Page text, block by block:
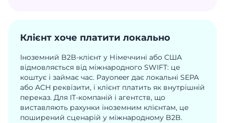
Клієнт хоче платити локально
Іноземний B2B-клієнт у Німеччині або США
відмовляється від міжнародного SWIFT: це
коштує і займає час. Payoneer дає локальні SEPA
або ACH реквізити, і клієнт платить як внутрішній
переказ. Для IT-компаній і агентств, що
виставляють рахунки іноземним клієнтам, це
поширений сценарій у міжнародному B2B.